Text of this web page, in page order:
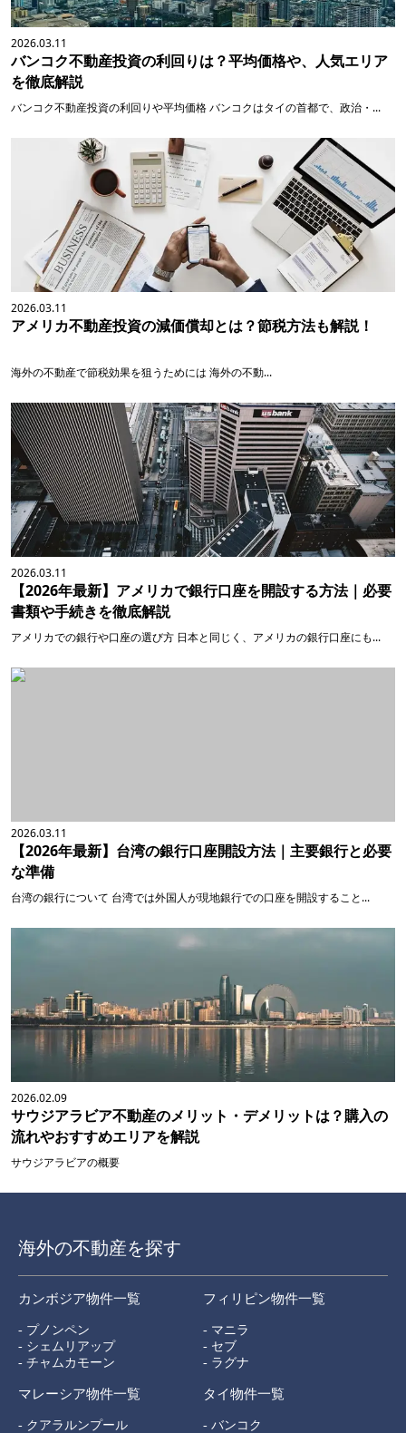
2026.03.11
バンコク不動産投資の利回りは？平均価格や、人気エリア
を徹底解説
バンコク不動産投資の利回りや平均価格 バンコクはタイの首都で、政治・...
2026.03.11
アメリカ不動産投資の減価償却とは？節税方法も解説！
海外の不動産で節税効果を狙うためには 海外の不動...
2026.03.11
【2026年最新】アメリカで銀行口座を開設する方法｜必要
書類や手続きを徹底解説
アメリカでの銀行や口座の選び方 日本と同じく、アメリカの銀行口座にも...
2026.03.11
【2026年最新】台湾の銀行口座開設方法｜主要銀行と必要
な準備
台湾の銀行について 台湾では外国人が現地銀行での口座を開設すること...
2026.02.09
サウジアラビア不動産のメリット・デメリットは？購入の
流れやおすすめエリアを解説
サウジアラビアの概要
海外の不動産を探す
カンボジア物件一覧
- プノンペン
- シェムリアップ
- チャムカモーン
フィリピン物件一覧
- マニラ
- セブ
- ラグナ
マレーシア物件一覧
- クアラルンプール
タイ物件一覧
- バンコク